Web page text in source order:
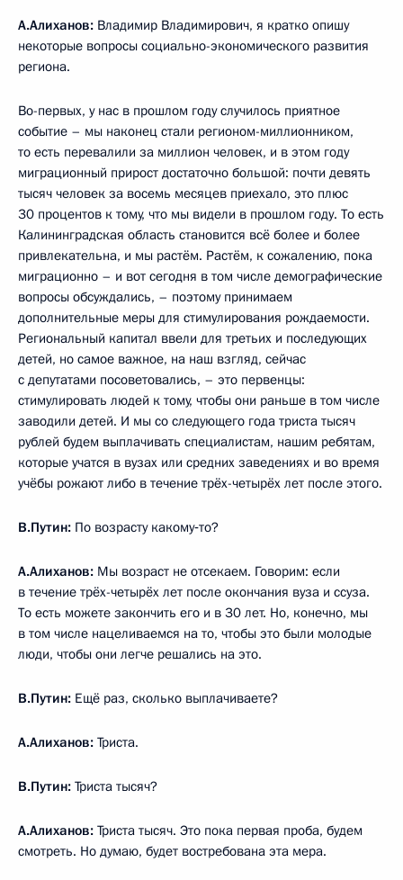
А.Алиханов: Владимир Владимирович, я кратко опишу
некоторые вопросы социально-экономического развития
региона.
Во-первых, у нас в прошлом году случилось приятное
событие – мы наконец стали регионом-миллионником,
то есть перевалили за миллион человек, и в этом году
миграционный прирост достаточно большой: почти девять
тысяч человек за восемь месяцев приехало, это плюс
30 процентов к тому, что мы видели в прошлом году. То есть
Калининградская область становится всё более и более
привлекательна, и мы растём. Растём, к сожалению, пока
миграционно – и вот сегодня в том числе демографические
вопросы обсуждались, – поэтому принимаем
дополнительные меры для стимулирования рождаемости.
Региональный капитал ввели для третьих и последующих
детей, но самое важное, на наш взгляд, сейчас
с депутатами посоветовались, – это первенцы:
стимулировать людей к тому, чтобы они раньше в том числе
заводили детей. И мы со следующего года триста тысяч
рублей будем выплачивать специалистам, нашим ребятам,
которые учатся в вузах или средних заведениях и во время
учёбы рожают либо в течение трёх-четырёх лет после этого.
В.Путин: По возрасту какому‑то?
А.Алиханов: Мы возраст не отсекаем. Говорим: если
в течение трёх-четырёх лет после окончания вуза и ссуза.
То есть можете закончить его и в 30 лет. Но, конечно, мы
в том числе нацеливаемся на то, чтобы это были молодые
люди, чтобы они легче решались на это.
В.Путин: Ещё раз, сколько выплачиваете?
А.Алиханов: Триста.
В.Путин: Триста тысяч?
А.Алиханов: Триста тысяч. Это пока первая проба, будем
смотреть. Но думаю, будет востребована эта мера.